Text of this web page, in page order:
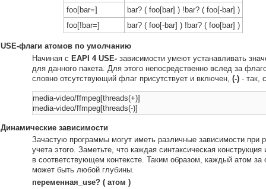
foo[bar=]
bar? ( foo[bar] ) !bar? ( foo[-bar] )
foo[!bar=]
bar? ( foo[-bar] ) !bar? ( foo[bar] )
USE-флаги атомов по умолчанию
Начиная с EAPI 4 USE-зависимости умеют устанавливать
для данного пакета. Для этого непосредственно вслед за
словно отсутствующий флаг присутствует и включен, (-)- так,
media-video/ffmpeg[threads(+)]
Динамические зависимости
Зачастую программы могут иметь различные зависимости
учета этого. Заметьте, что каждая синтаксическая
в соответствующем контексте. Таким образом, каждый атом
может быть любой глубины.
переменная_use? ( атом )